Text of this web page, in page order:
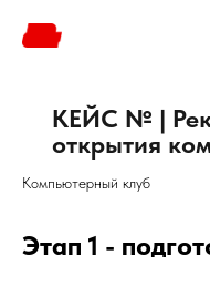
Главная
КЕЙС № | Реклама и маркетинг
КЕЙС № |
открытия
Компьютерный клуб
Этап 1 -